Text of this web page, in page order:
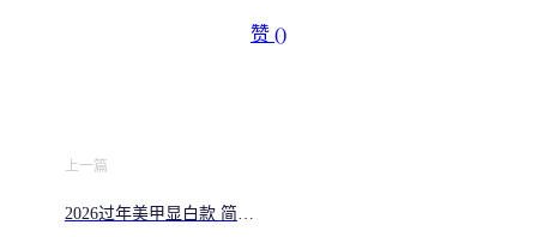
赞 ()
上一篇
2026过年美甲显白款 简约